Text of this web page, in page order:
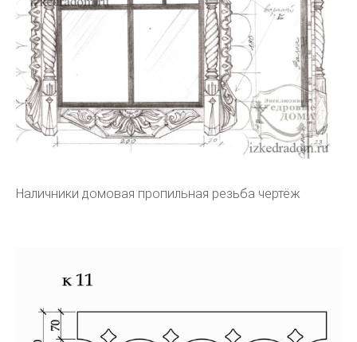
Наличники домовая пропильная резьба чертёж